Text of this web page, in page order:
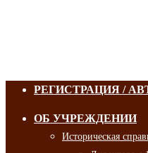
РЕГИСТРАЦИЯ /
ОБ УЧРЕЖДЕНИИ
Историческая